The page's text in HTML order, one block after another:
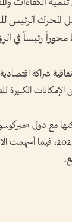
المحرك الرئيس
رئيساً في
شراكة
الإمكانات الكبيرة
مع دول
النفطية بين الجانبين 6.2